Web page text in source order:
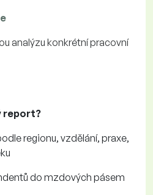
analýzu konkrétní pracovní
report?
regionu, vzdělání, praxe,
do mzdových pásem